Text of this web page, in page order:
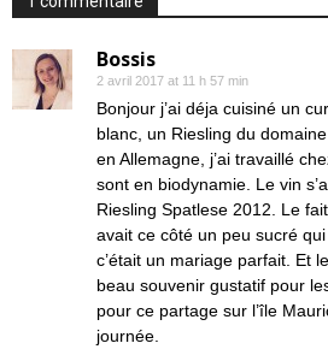
Bossis
2 avril 2017 at 11 h 57 min
Bonjour j’ai déja cuisiné un
blanc, un Riesling du
en Allemagne, j’ai travaillé
sont en biodynamie. Le vin
Riesling Spatlese 2012. Le
avait ce côté un peu sucré
c’était un mariage parfait. Et
beau souvenir gustatif pour
pour ce partage sur l’île
journée.